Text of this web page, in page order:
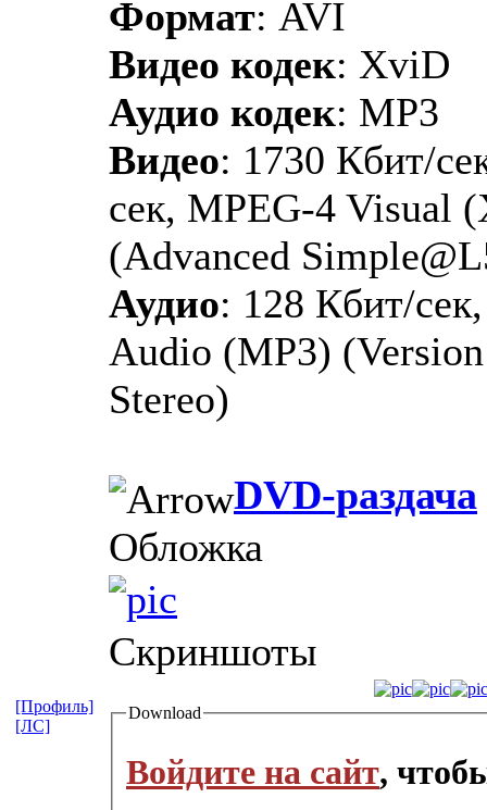
Формат: AVI
Видео кодек: XviD
Аудио кодек: MP3
Видео: 1730 Кбит/
сек, MPEG-4 Visual
(Advanced
Аудио: 128 Кбит/
Audio (MP3)
Stereo)
DVD-раздача
Обложка
Скриншоты
Download
Войдите на сайт,
[Профиль]
[ЛС]